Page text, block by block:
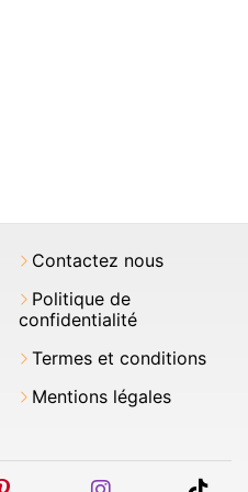
Contactez nous
Politique de
confidentialité
Termes et conditions
Mentions légales